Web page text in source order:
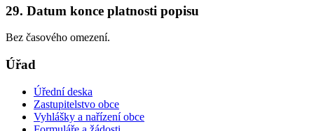
29. Datum konce platnosti popisu
Bez časového omezení.
Úřad
Úřední deska
Zastupitelstvo obce
Vyhlášky a nařízení obce